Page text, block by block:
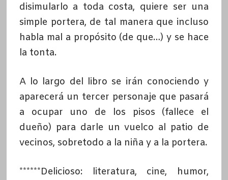
disimularlo a toda costa, quiere ser una
simple portera, de tal manera que incluso
habla mal a propósito (de que…) y se hace
la tonta.
A lo largo del libro se irán conociendo y
aparecerá un tercer personaje que pasará
a ocupar uno de los pisos (fallece el
dueño) para darle un vuelco al patio de
vecinos, sobretodo a la niña y a la portera.
******Delicioso: literatura, cine, humor,